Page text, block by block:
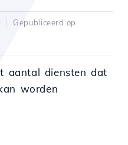
Gepubliceerd op
aantal diensten dat
worden